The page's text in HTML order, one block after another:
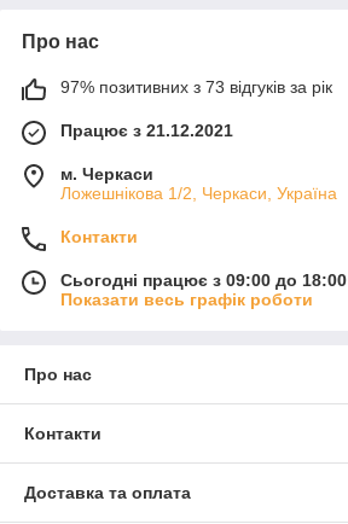
Про нас
97% позитивних з 73 відгуків за рік
Працює з 21.12.2021
м. Черкаси
Ложешнікова 1/2, Черкаси, Україна
Контакти
Сьогодні працює з 09:00 до 18:00
Показати весь графік роботи
Про нас
Контакти
Доставка та оплата